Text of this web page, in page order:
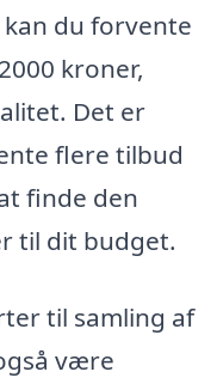
du forvente
kroner,
Det er
flere tilbud
finde den
til dit budget.
til samling af
være